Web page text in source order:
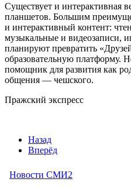
Существует и интерактивная
планшетов. Большим
и интерактивный контент:
музыкальные и видеозаписи,
планируют превратить
образовательную платформу.
помощник для развития как
общения — чешского.
Пражский экспресс
Назад
Вперёд